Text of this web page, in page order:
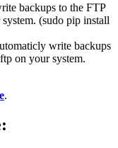
backups to the FTP
(sudo pip install
write backups
on your system.
.